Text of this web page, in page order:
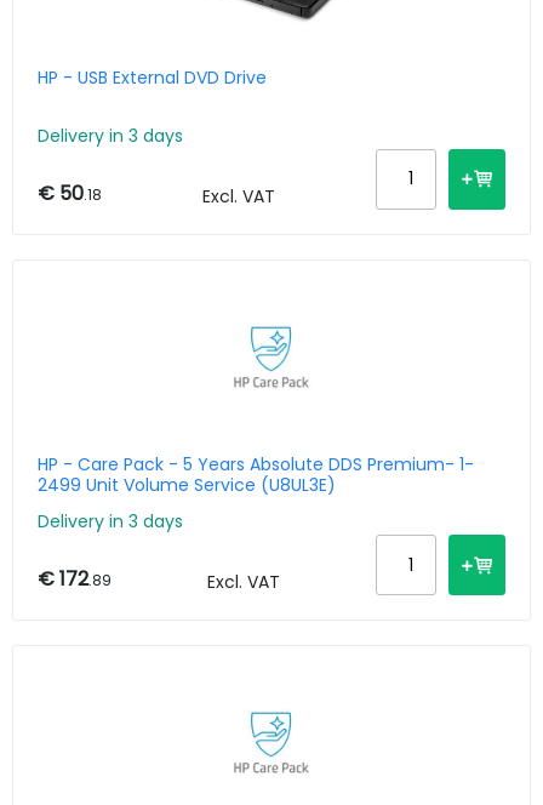
HP - USB External DVD Drive
Delivery in 3 days
€ 50.18 Excl. VAT
HP - Care Pack - 5 Years Absolute DDS Premium- 1-
2499 Unit Volume Service (U8UL3E)
Delivery in 3 days
€ 172.89 Excl. VAT